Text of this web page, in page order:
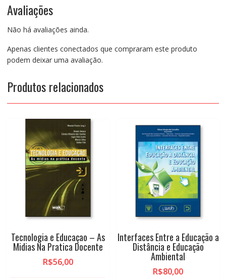
Avaliações
Não há avaliações ainda.
Apenas clientes conectados que compraram este produto
podem deixar uma avaliação.
Produtos relacionados
Tecnologia e Educaçao – As
Midias Na Pratica Docente
R$56,00
Interfaces Entre a Educação a
Distância e Educação
Ambiental
R$80,00